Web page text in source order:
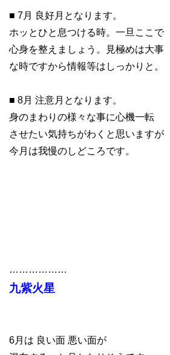
■ 7月 良好月となります。
ホッとひと息つける時。一旦ここで
心身を整えましょう。見極めは大事
な時ですから情報等はしっかりと。
■ 8月 注意月となります。
身のまわりの様々な事に心機一転
させたい気持ちがわくと思いますが
今月は我慢のしどころです。
………………
九紫火星
6月は 良い面 悪い面が